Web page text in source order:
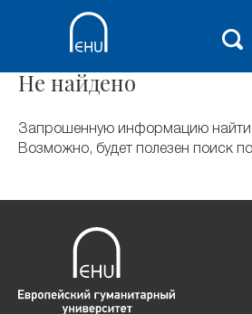
Не найдено
Запрошенную информацию найти
Возможно, будет полезен поиск по